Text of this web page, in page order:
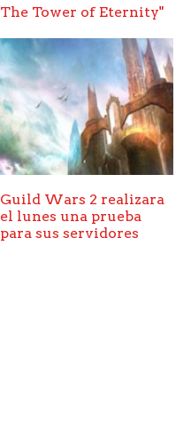
The Tower of Eternity"
Guild Wars 2 realizara
el lunes una prueba
para sus servidores